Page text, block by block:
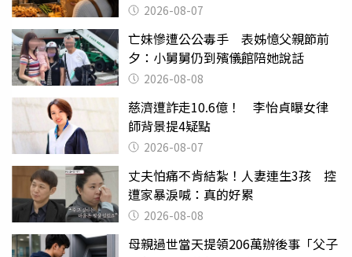
2026-08-07
亡妹慘遭公公毒手 表姊憶父親節前
夕：小舅舅仍到殯儀館陪她說話
2026-08-08
慈濟遭詐走10.6億！ 李怡貞曝女律
師背景提4疑點
2026-08-07
丈夫怕痛不肯結紮！人妻連生3孩 控
遭家暴淚喊：真的好累
2026-08-08
母親過世當天提領206萬辦後事「父子